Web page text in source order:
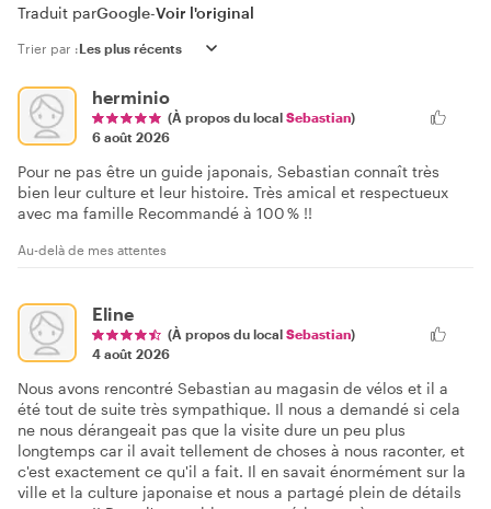
Traduit parGoogle-Voir l'original
Trier par :
herminio
(À propos du local Sebastian)
6 août 2026
Pour ne pas être un guide japonais, Sebastian connaît très
bien leur culture et leur histoire. Très amical et respectueux
avec ma famille Recommandé à 100 % !!
Au-delà de mes attentes
Eline
(À propos du local Sebastian)
4 août 2026
Nous avons rencontré Sebastian au magasin de vélos et il a
été tout de suite très sympathique. Il nous a demandé si cela
ne nous dérangeait pas que la visite dure un peu plus
longtemps car il avait tellement de choses à nous raconter, et
c'est exactement ce qu'il a fait. Il en savait énormément sur la
ville et la culture japonaise et nous a partagé plein de détails